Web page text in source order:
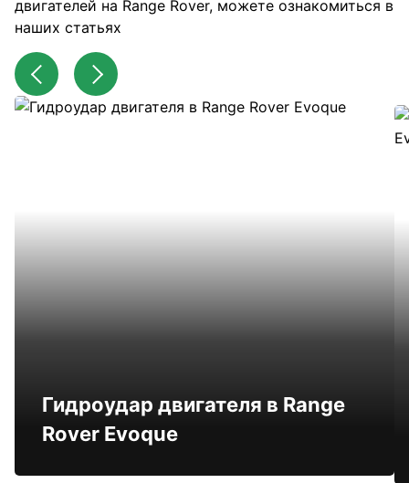
двигателей на Range Rover, можете ознакомиться в
наших статьях
Гидроудар двигателя в Range
Rover Evoque